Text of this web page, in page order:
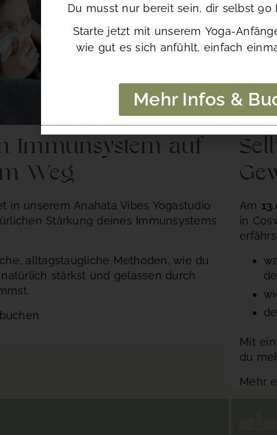
Immunsystem auf
Weg
in unserem Anahata Vibes Yogastudio
Stärkung deines Immunsystems
alltagstaugliche Methoden, wie du
stärkst und gelassen durch
Am
in
Mit
du
Mehr
Du musst nur bereit sein, dir selbst 90
Starte jetzt mit unserem Yoga-
wie gut es sich anfühlt, einfach
Mehr Infos &